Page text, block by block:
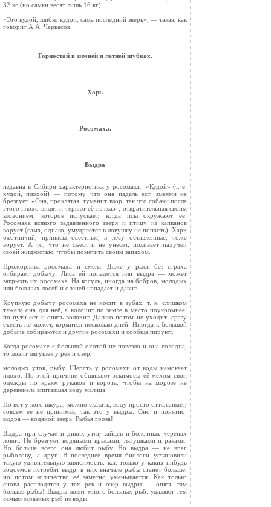
32 кг (но самки весят лишь 16 кг).
«Это кудой, шибко кудой, сама последний зверь», — такая, как
говорит А.А. Черкасов,
Горностай в зимней и летней шубках.
Хорь
Росомаха.
Выдра
издавна в Сибири характеристика у росомахи. «Кудой» (т. е.
худой, плохой) — потому что она падаль ест, змеями не
брезгует. «Она, прокля­тая, туманит взор, так что собаки после
этого плохо видят и теряют её из глаз», отвратитель­ная своим
зловонием, которое испускает, когда псы окружают её.
Росомаха всякого задавленно­го зверя и птицу из капканов
ворует (сама, однако, умудряется в ловушку не попасть). Харч
охотничий, припасы съестные, в лесу оставлен­ные, тоже
ворует. А то, что не съест и не унесёт, поливает пахучей
своей жидкостью, чтобы поме­тить своим запахом.
Прожорлива росомаха и смела. Даже у рыси без страха
отбирает добычу. Лиса ей попадётся или выдра — может
загрызть их росомаха. На косуль, иногда на бобров, молодых
или больных лосей и оленей нападает и давит.
Крупную добычу росомаха не носит в зубах, т. к. слишком
тяжела она для неё, а волочит по земле в место поукромнее,
по пути ест и опять волочит. Далеко потом не уходит: сразу
съесть не может, кормится несколько дней. Иногда к большой
добыче собираются и другие росомахи и сообща пируют.
Когда росомахе с большой охотой не повезло и она голодна,
то ловит лягушек у рек и озёр,
молодых уток, рыбу. Шерсть у росомахи от воды намокает
плохо. По этой причине обшивают эскимосы её мехом свои
одежды по краям рука­вов и ворота, чтобы на морозе не
деревенела впитавшая воду малица.
Но вот у кого шкура, можно сказать, воду просто отталкивает,
совсем её не принимая, так это у выдры. Оно и понятно:
выдра — водяной зверь. Рыбья гроза!
Выдра при случае и диких утят, зайцев и болотных черепах
ловит. Не брезгует водяными крысами, лягушками и раками.
Но больше всего она любит рыбу. Но выдра — не враг
рыболову, а друг. В последнее время биологи установили
такую удивительную зависимость: как только у каких-нибудь
водоёмов истребят выдр, в них вначале рыбы станет больше,
но потом количест­во её заметно уменьшается. Как только
снова расплодятся у тех рек и озёр выдры — опять там
больше рыбы! Выдры ловят много больных рыб: удаляют тем
самым заразных рыб из воды.